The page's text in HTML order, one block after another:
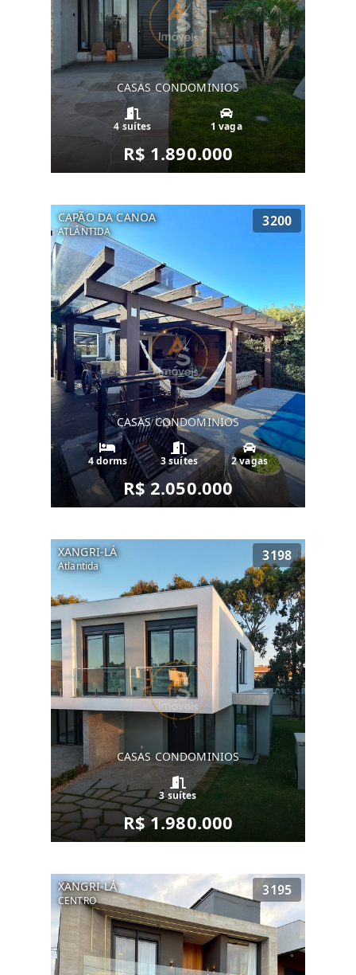
CASAS CONDOMINIOS
4 suítes 1 vaga
R$ 1.890.000
CAPÃO DA CANOA
ATLÂNTIDA
3200
CASAS CONDOMINIOS
4 dorms 3 suítes 2 vagas
R$ 2.050.000
XANGRI-LÁ
Atlantida
3198
CASAS CONDOMINIOS
3 suítes
R$ 1.980.000
XANGRI-LÁ
CENTRO
3195